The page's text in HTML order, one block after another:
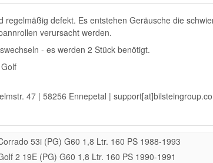
defekt. Es entstehen Geräusche die
verursacht werden.
- es werden 2 Stück benötigt.
47 | 58256 Ennepetal |
53i (PG) G60 1,8 Ltr. 160 PS 1988-1993
2 19E (PG) G60 1,8 Ltr. 160 PS 1990-1991